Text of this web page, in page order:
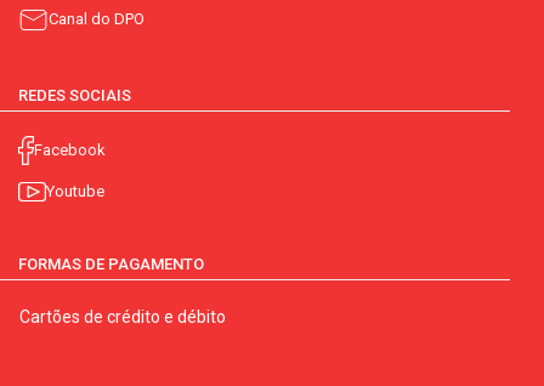
Canal do DPO
REDES SOCIAIS
Facebook
Youtube
FORMAS DE PAGAMENTO
Cartões de crédito e débito